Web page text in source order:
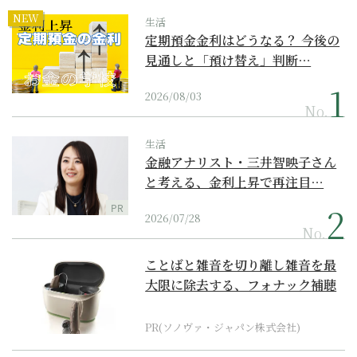
NEW 生活
定期預金金利はどうなる？ 今後の
見通しと「預け替え」判断…
2026/08/03
No.
PR
生活
金融アナリスト・三井智映子さん
と考える、金利上昇で再注目…
2026/07/28
No.
ことばと雑音を切り離し雑音を最
大限に除去する、フォナック補聴
PR(ソノヴァ・ジャパン株式会社)